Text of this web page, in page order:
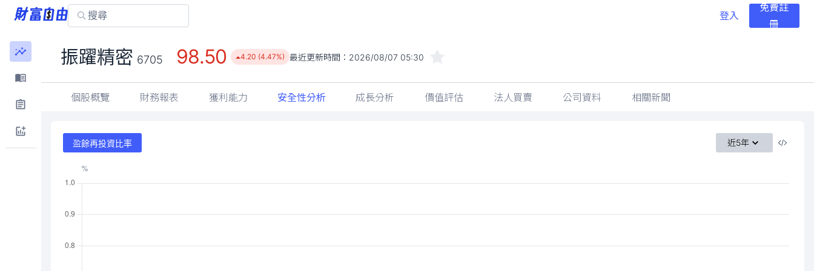
登入
免費註
冊
振躍精密 6705 98.50 4.20 (4.47%) 最近更新時間： 2026/08/07 05:30
個股概覽 財務報表 獲利能力 安全性分析 成長分析 價值評估 法人買賣 公司資料 相關新聞
盈餘再投資比率 近5年